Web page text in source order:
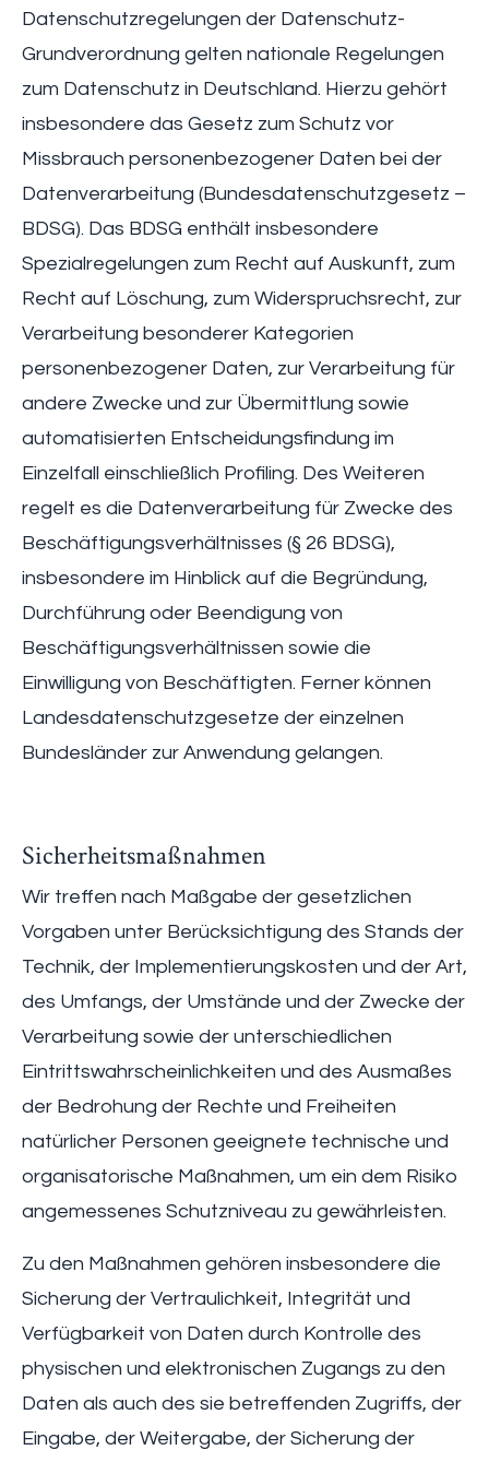
Datenschutzregelungen der Datenschutz-
Grundverordnung gelten nationale Regelungen
zum Datenschutz in Deutschland. Hierzu gehört
insbesondere das Gesetz zum Schutz vor
Missbrauch personenbezogener Daten bei der
Datenverarbeitung (Bundesdatenschutzgesetz –
BDSG). Das BDSG enthält insbesondere
Spezialregelungen zum Recht auf Auskunft, zum
Recht auf Löschung, zum Widerspruchsrecht, zur
Verarbeitung besonderer Kategorien
personenbezogener Daten, zur Verarbeitung für
andere Zwecke und zur Übermittlung sowie
automatisierten Entscheidungsfindung im
Einzelfall einschließlich Profiling. Des Weiteren
regelt es die Datenverarbeitung für Zwecke des
Beschäftigungsverhältnisses (§ 26 BDSG),
insbesondere im Hinblick auf die Begründung,
Durchführung oder Beendigung von
Beschäftigungsverhältnissen sowie die
Einwilligung von Beschäftigten. Ferner können
Landesdatenschutzgesetze der einzelnen
Bundesländer zur Anwendung gelangen.
Sicherheitsmaßnahmen
Wir treffen nach Maßgabe der gesetzlichen
Vorgaben unter Berücksichtigung des Stands der
Technik, der Implementierungskosten und der Art,
des Umfangs, der Umstände und der Zwecke der
Verarbeitung sowie der unterschiedlichen
Eintrittswahrscheinlichkeiten und des Ausmaßes
der Bedrohung der Rechte und Freiheiten
natürlicher Personen geeignete technische und
organisatorische Maßnahmen, um ein dem Risiko
angemessenes Schutzniveau zu gewährleisten.
Zu den Maßnahmen gehören insbesondere die
Sicherung der Vertraulichkeit, Integrität und
Verfügbarkeit von Daten durch Kontrolle des
physischen und elektronischen Zugangs zu den
Daten als auch des sie betreffenden Zugriffs, der
Eingabe, der Weitergabe, der Sicherung der